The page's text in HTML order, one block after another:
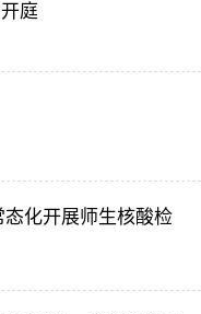
庭
化开展师生核酸检